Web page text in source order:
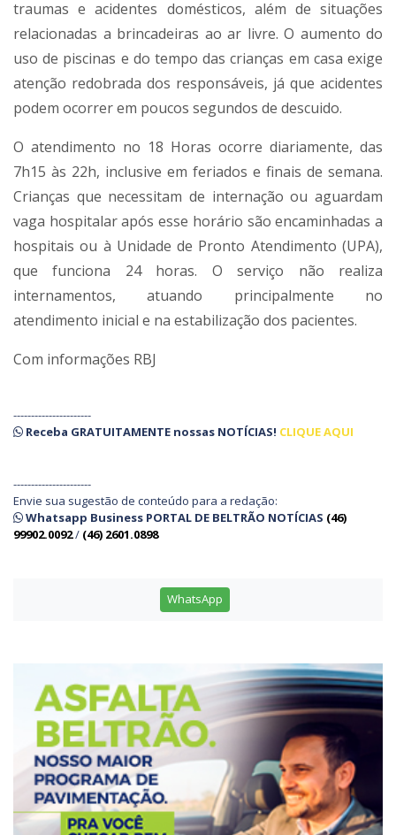
traumas e acidentes domésticos, além de situações
relacionadas a brincadeiras ao ar livre. O aumento do
uso de piscinas e do tempo das crianças em casa exige
atenção redobrada dos responsáveis, já que acidentes
podem ocorrer em poucos segundos de descuido.
O atendimento no 18 Horas ocorre diariamente, das
7h15 às 22h, inclusive em feriados e finais de semana.
Crianças que necessitam de internação ou aguardam
vaga hospitalar após esse horário são encaminhadas a
hospitais ou à Unidade de Pronto Atendimento (UPA),
que funciona 24 horas. O serviço não realiza
internamentos, atuando principalmente no
atendimento inicial e na estabilização dos pacientes.
Com informações RBJ
----------------------
Receba GRATUITAMENTE nossas NOTÍCIAS! CLIQUE AQUI
----------------------
Envie sua sugestão de conteúdo para a redação:
Whatsapp Business PORTAL DE BELTRÃO NOTÍCIAS (46)
99902.0092/ (46) 2601.0898
WhatsApp